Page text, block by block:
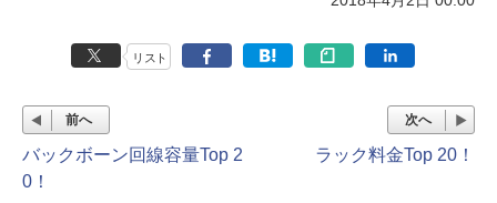
リスト
前へ
バックボーン回線容量Top 2
0！
次へ
ラック料金Top 20！